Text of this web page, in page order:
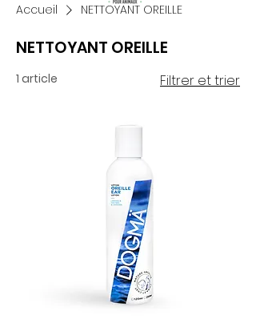
Accueil NETTOYANT OREILLE
NETTOYANT OREILLE
1 article Filtrer et trier